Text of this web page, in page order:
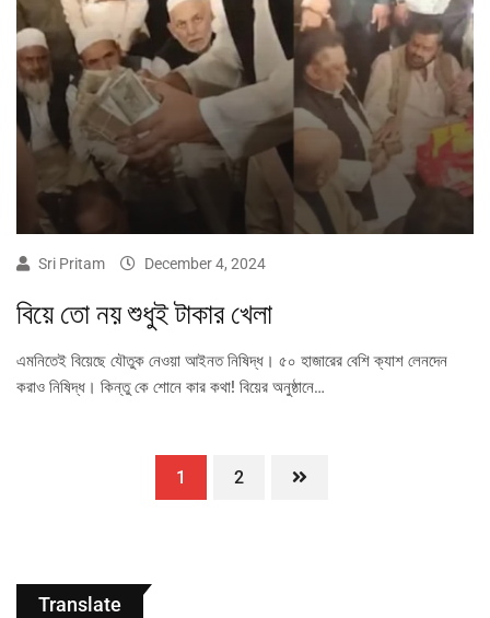
Sri Pritam December 4, 2024
বিয়ে তো নয় শুধুই টাকার খেলা
এমনিতেই বিয়েছে যৌতুক নেওয়া আইনত নিষিদ্ধ। ৫০ হাজারের বেশি ক্যাশ লেনদেন
করাও নিষিদ্ধ। কিন্তু কে শোনে কার কথা! বিয়ের অনুষ্ঠানে…
1 2
Translate